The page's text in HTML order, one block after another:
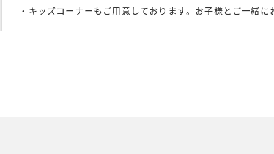
・キッズコーナーもご用意しております。お子様とご一緒に